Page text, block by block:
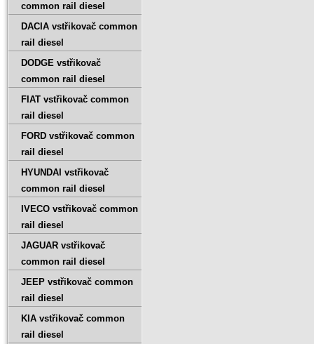
common rail diesel
DACIA vstřikovač common
rail diesel
DODGE vstřikovač
common rail diesel
FIAT vstřikovač common
rail diesel
FORD vstřikovač common
rail diesel
HYUNDAI vstřikovač
common rail diesel
IVECO vstřikovač common
rail diesel
JAGUAR vstřikovač
common rail diesel
JEEP vstřikovač common
rail diesel
KIA vstřikovač common
rail diesel